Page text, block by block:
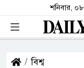
শনিবার,
বিশ্ব